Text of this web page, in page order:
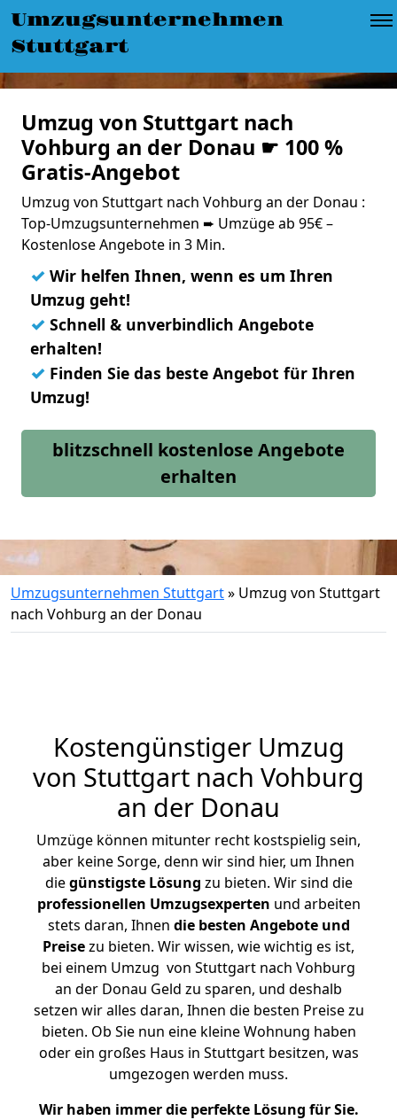
Umzugsunternehmen
Stuttgart
Umzug von Stuttgart nach
Vohburg an der Donau ☛ 100 %
Gratis-Angebot
Umzug von Stuttgart nach Vohburg an der Donau :
Top-Umzugsunternehmen ➨ Umzüge ab 95€ –
Kostenlose Angebote in 3 Min.
✓ Wir helfen Ihnen, wenn es um Ihren
Umzug geht!
✓ Schnell & unverbindlich Angebote
erhalten!
✓ Finden Sie das beste Angebot für Ihren
Umzug!
blitzschnell kostenlose Angebote
erhalten
Umzugsunternehmen Stuttgart» Umzug von Stuttgart
nach Vohburg an der Donau
Kostengünstiger Umzug
von Stuttgart nach Vohburg
an der Donau
Umzüge können mitunter recht kostspielig sein,
aber keine Sorge, denn wir sind hier, um Ihnen
diegünstigste Lösung zu bieten. Wir sind die
professionellen Umzugsexperten und arbeiten
stets daran, Ihnen die besten Angebote und
Preisezu bieten. Wir wissen, wie wichtig es ist,
bei einem Umzug von Stuttgart nach Vohburg
an der Donau Geld zu sparen, und deshalb
setzen wir alles daran, Ihnen die besten Preise zu
bieten. Ob Sie nun eine kleine Wohnung haben
oder ein großes Haus in Stuttgart besitzen, was
umgezogen werden muss.
Wir haben immer die perfekte Lösung für Sie.